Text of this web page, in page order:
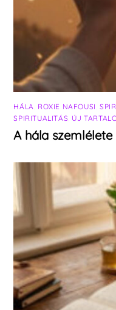
HÁLA ROXIE NAFOUSI
SPIRITUALITÁS ÚJ
A hála